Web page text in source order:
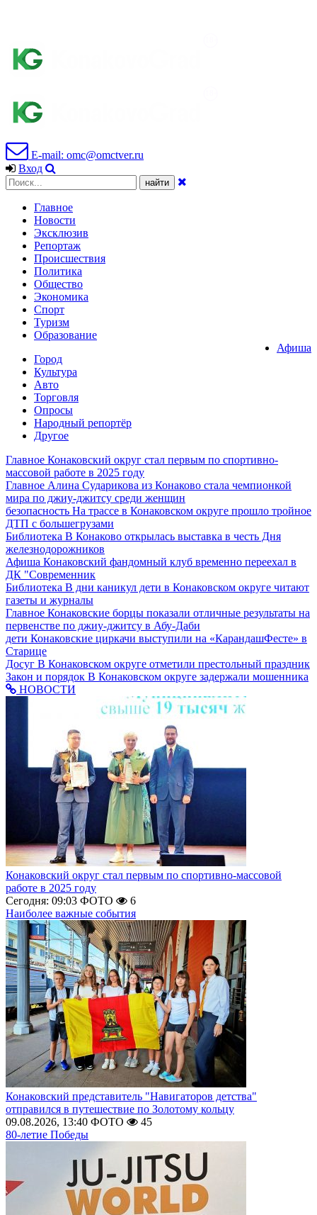
E-mail: omc@omctver.ru
Вход
Главное
Новости
Эксклюзив
Репортаж
Происшествия
Политика
Общество
Экономика
Спорт
Туризм
Образование
Афиша
Город
Культура
Авто
Торговля
Опросы
Народный репортёр
Другое
Главное Конаковский округ стал первым по спортивно-
массовой работе в 2025 году
Главное Алина Сударикова из Конаково стала чемпионкой
мира по джиу-джитсу среди женщин
безопасность На трассе в Конаковском округе прошло тройное
ДТП с большегрузами
Библиотека В Конаково открылась выставка в честь Дня
железнодорожников
Афиша Конаковский фандомный клуб временно переехал в
ДК "Современник
Библиотека В дни каникул дети в Конаковском округе читают
газеты и журналы
Главное Конаковские борцы показали отличные результаты на
первенстве по джиу-джитсу в Абу-Даби
дети Конаковские циркачи выступили на «КарандашФесте» в
Старице
Досуг В Конаковском округе отметили престольный праздник
Закон и порядок В Конаковском округе задержали мошенника
НОВОСТИ
Конаковский округ стал первым по спортивно-массовой
работе в 2025 году
Сегодня: 09:03 ФОТО
6
Наиболее важные события
Конаковский представитель "Навигаторов детства"
отправился в путешествие по Золотому кольцу
09.08.2026, 13:40 ФОТО
45
80-летие Победы